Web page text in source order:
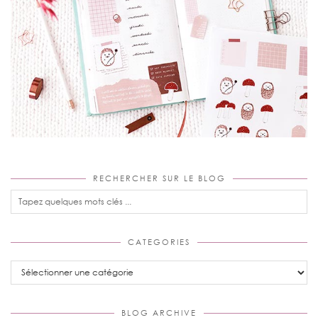
RECHERCHER SUR LE BLOG
CATEGORIES
Categories
BLOG ARCHIVE